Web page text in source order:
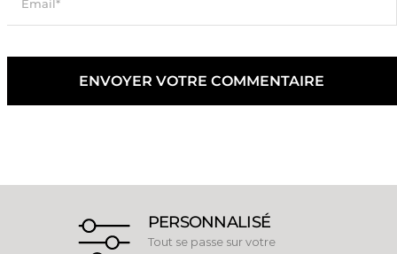
PERSONNALISÉ
Tout se passe sur votre